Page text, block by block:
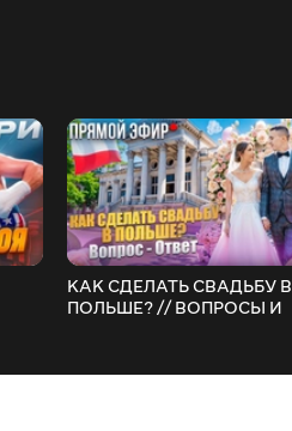
КАК СДЕЛАТЬ СВАДЬБУ В
ПОЛЬШЕ? // ВОПРОСЫ И